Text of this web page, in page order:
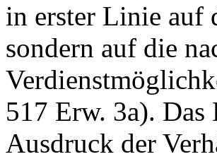
in erster Linie auf
sondern auf die
517 Erw. 3a).
Ausdruck der